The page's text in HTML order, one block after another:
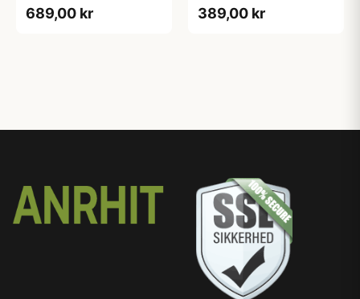
689,00 kr 389,00 kr